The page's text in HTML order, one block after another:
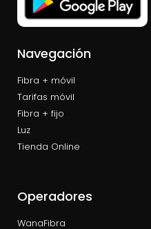
Navegación
Fibra + móvil
Tarifas móvil
Fibra + fijo
Luz
Tienda Online
Operadores
WanaFibra